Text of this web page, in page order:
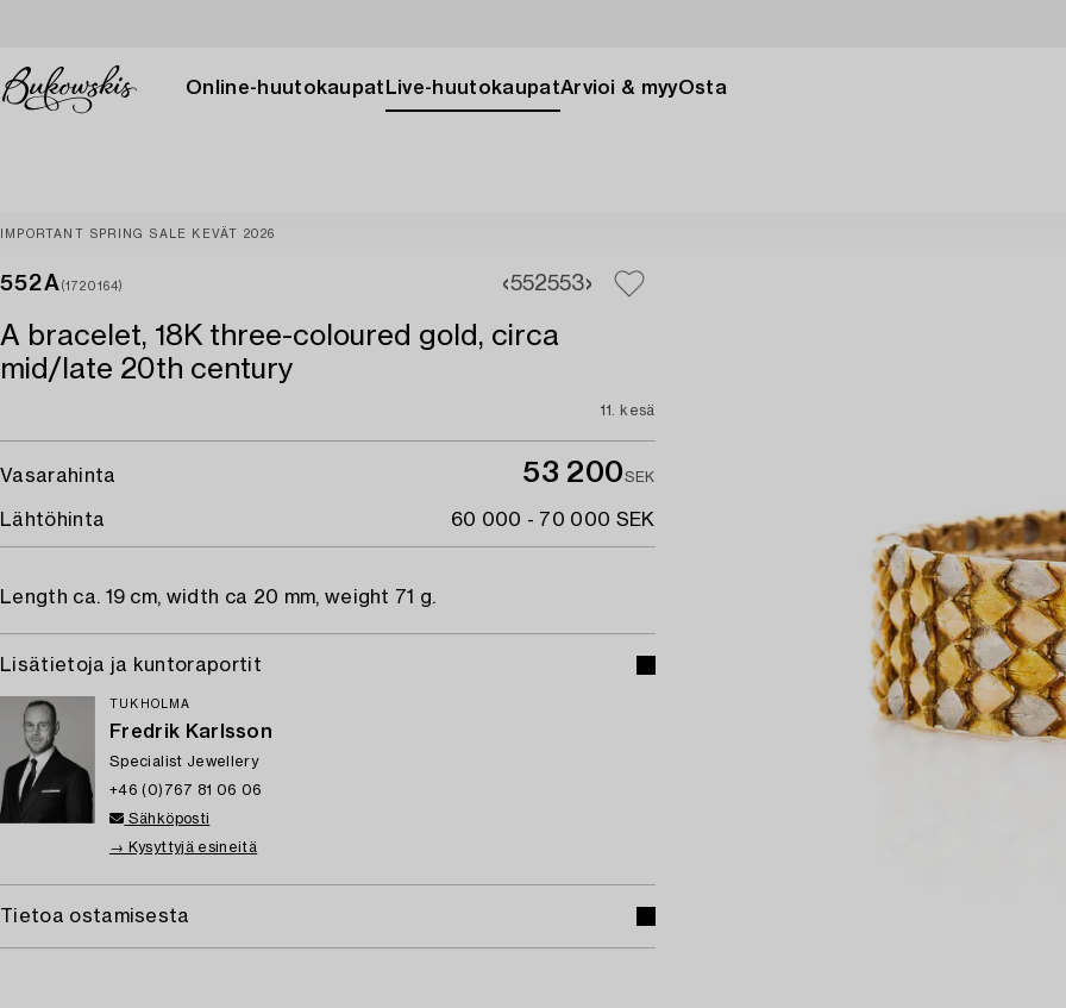
Online-huutokaupat Live-huutokaupatArvioi & myyOsta
IMPORTANT SPRING SALE KEVÄT 2026
552A (1720164) 552553
A bracelet, 18K three-coloured gold, circa
mid/late 20th century
11. kesä
Vasarahinta 53 200SEK
Lähtöhinta 60 000 - 70 000 SEK
Length ca. 19 cm, width ca 20 mm, weight 71 g.
Lisätietoja ja kuntoraportit
TUKHOLMA
Fredrik Karlsson
Specialist Jewellery
+46 (0)767 81 06 06
Sähköposti
→ Kysyttyjä esineitä
Tietoa ostamisesta